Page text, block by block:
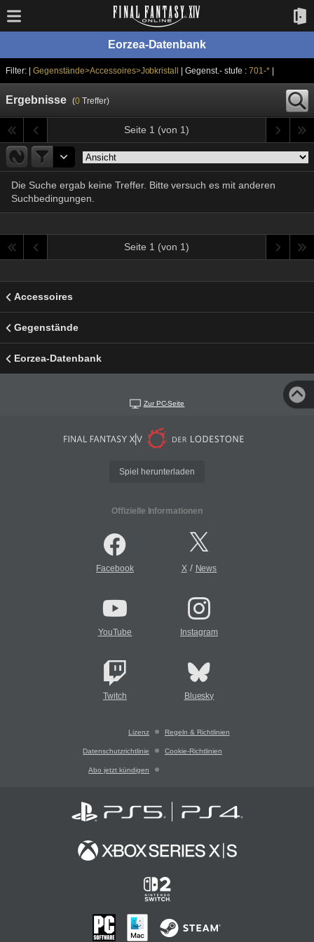
Eorzea-Datenbank
Filter: | Gegenstände>Accessoires>Jobkristall | Gegenst.- stufe :701-*|
Ergebnisse (0Treffer)
Seite 1 (von 1)
Die Suche ergab keine Treffer. Bitte versuch es mit anderen
Suchbedingungen.
Seite 1 (von 1)
Accessoires
Gegenstände
Eorzea-Datenbank
Zur PC-Seite
Spiel herunterladen
Offizielle Informationen
Facebook X/ News
YouTube Instagram
Twitch Bluesky
Lizenz Regeln & Richtlinien
Datenschutzrichtlinie Cookie-Richtlinien
Abo jetzt kündigen